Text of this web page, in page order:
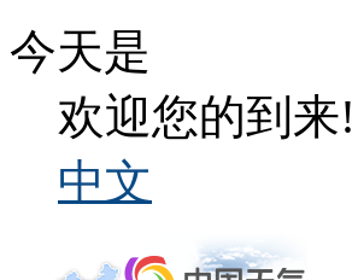
今天是
欢迎您的到来!
中文